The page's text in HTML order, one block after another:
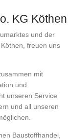
KG Köthen
und der
freuen uns
mit
und
unseren Service
und all unseren
Baustoffhandel,